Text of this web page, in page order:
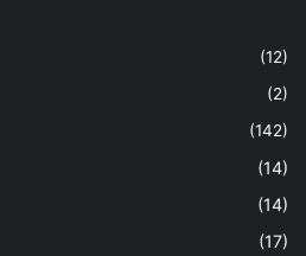
(12)
(2)
(142)
(14)
(14)
(17)